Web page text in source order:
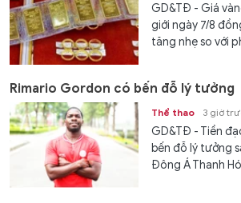
GD&TĐ - Giá
giới ngày 7/8
tăng nhẹ so với
Rimario Gordon có bến đỗ lý tưởng
Thể thao 3 giờ
GD&TĐ - Tiền
bến đỗ lý tưởng
Đông Á Thanh